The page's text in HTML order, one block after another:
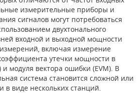
измерительные приборы и
сигналов могут потребоваться
двухтонального
входной и выходной мощности
включая измерение
утечки мощности в
и модуля вектора ошибки (EVM). В
система становится сложной или
в виде нескольких станций.